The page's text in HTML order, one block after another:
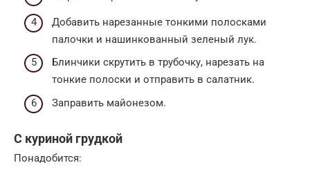
Добавить нарезанные тонкими полосками
палочки и нашинкованный зеленый лук.
Блинчики скрутить в трубочку, нарезать на
тонкие полоски и отправить в салатник.
Заправить майонезом.
С куриной грудкой
Понадобится: